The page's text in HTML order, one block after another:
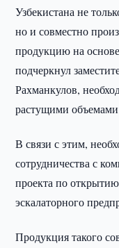
Узбекистана не
но и совместно
продукцию на
подчеркнул
Рахманкулов,
растущими объемами
В связи с этим,
сотрудничества с
проекта по
эскалаторного
Продукция такого